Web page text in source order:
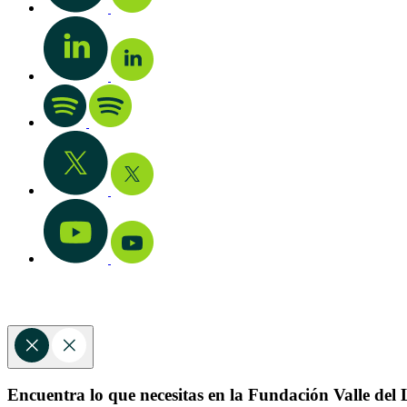
Encuentra lo que necesitas en la Fundación Valle del